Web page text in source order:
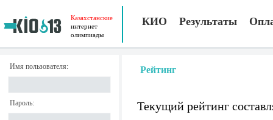
Казахстанские
интернет
олимпиады
КИО Результаты
Имя пользователя:
Пароль:
Рейтинг
Текущий рейтинг